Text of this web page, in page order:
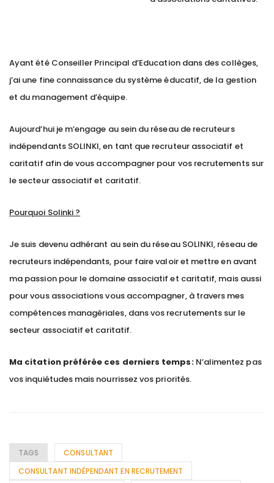
Ayant été Conseiller Principal d’Education dans des collèges,
j’ai une fine connaissance du système éducatif, de la gestion
et du management d’équipe.
Aujourd’hui je m’engage au sein du réseau de recruteurs
indépendants SOLINKI, en tant que recruteur associatif et
caritatif afin de vous accompagner pour vos recrutements sur
le secteur associatif et caritatif.
Pourquoi Solinki ?
Je suis devenu adhérant au sein du réseau SOLINKI, réseau de
recruteurs indépendants, pour faire valoir et mettre en avant
ma passion pour le domaine associatif et caritatif, mais aussi
pour vous associations vous accompagner, à travers mes
compétences managériales, dans vos recrutements sur le
secteur associatif et caritatif.
Ma citation préférée ces derniers temps:N’alimentez pas
vos inquiétudes mais nourrissez vos priorités.
TAGS
CONSULTANT
CONSULTANT INDÉPENDANT EN RECRUTEMENT